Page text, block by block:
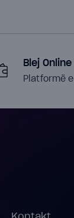
Blej Online
Platformë